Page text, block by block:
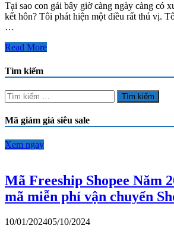
Tại sao con gái bây giờ càng ngày càng có
kết hôn? Tôi phát hiện một điều rất thú vị.
…
Tại
con
gái
bây
giờ
ngày
có
không
muốn
kết
hôn?
Read More
Tìm kiếm
Tìm
kiếm
cho:
Mã giảm giá siêu sale
Xem ngay
Mã Freeship Shopee Năm
mã miễn phí vận chuyển
10/01/202405/10/2024